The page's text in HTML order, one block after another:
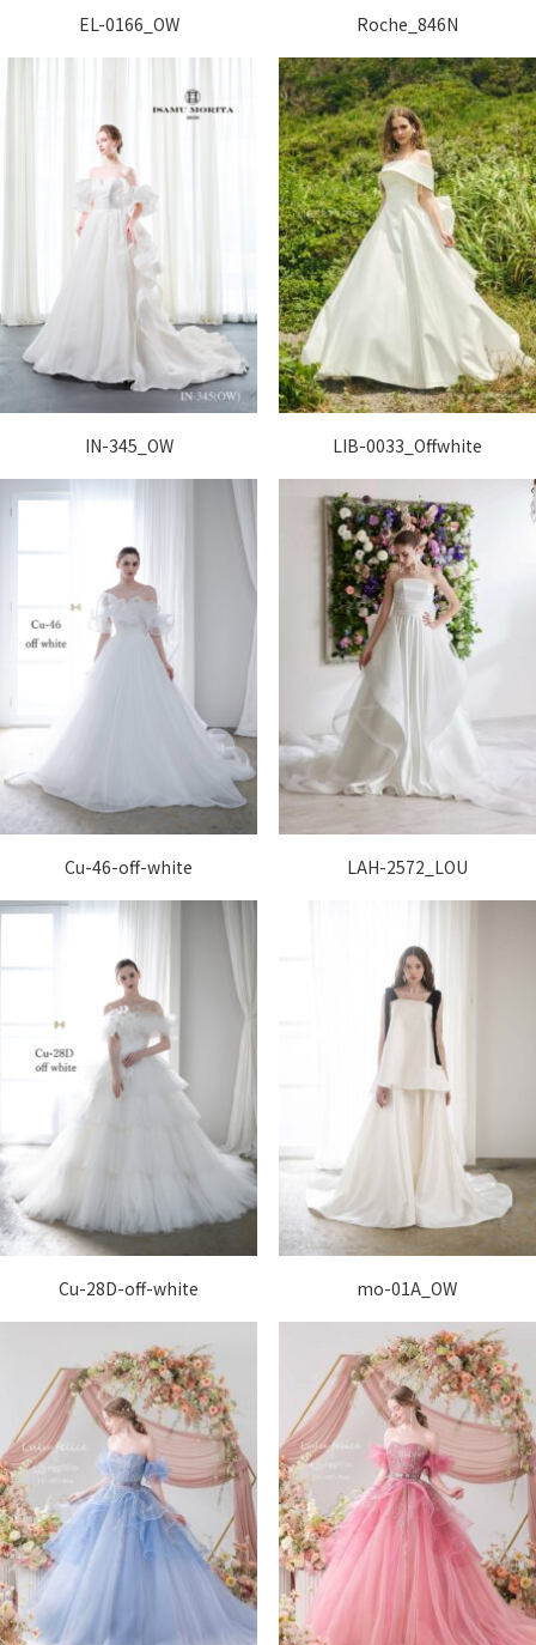
EL-0166_OW Roche_846N
IN-345_OW LIB-0033_Offwhite
Cu-46-off-white LAH-2572_LOU
Cu-28D-off-white mo-01A_OW